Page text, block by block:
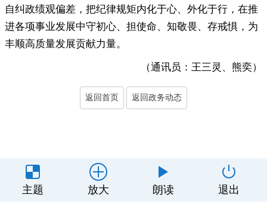
自纠政绩观偏差，把纪律规矩内化于心、外化于行 ， 在推
进各项事业发展中守初心、担使命、知敬畏、存戒惧，为
丰顺高质量发展贡献力量。
（通讯员：王三灵、熊奕）
返回首页 返回政务动态
主办单位：丰顺县人民政府办公室
制作维护：丰顺县政务服务和数据管理局
主题 放大 朗读 退出